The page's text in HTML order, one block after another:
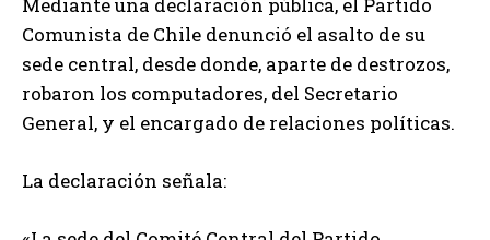
Mediante una declaración pública, el Partido
Comunista de Chile denunció el asalto de su
sede central, desde donde, aparte de destrozos,
robaron los computadores, del Secretario
General, y el encargado de relaciones políticas.
La declaración señala: